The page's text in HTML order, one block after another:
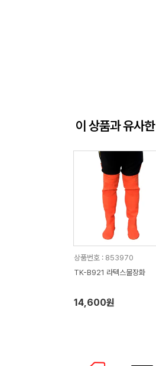
이 상품과 유사한
상품번호 : 853970
TK-B921 라텍스물장화
14,600원